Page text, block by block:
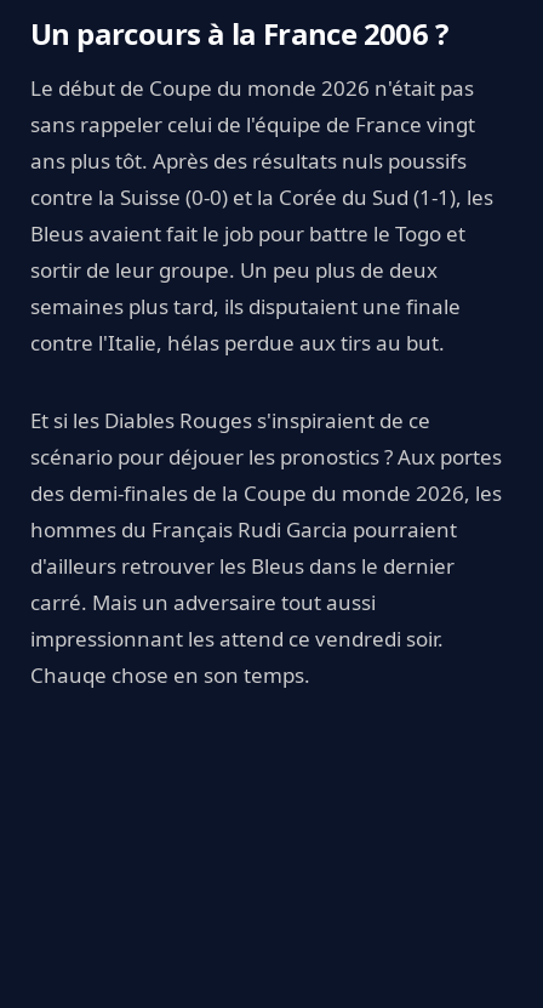
Un parcours à la France 2006 ?
Le début de Coupe du monde 2026 n'était pas
sans rappeler celui de l'équipe de France vingt
ans plus tôt. Après des résultats nuls poussifs
contre la Suisse (0-0) et la Corée du Sud (1-1), les
Bleus avaient fait le job pour battre le Togo et
sortir de leur groupe. Un peu plus de deux
semaines plus tard, ils disputaient une finale
contre l'Italie, hélas perdue aux tirs au but.
Et si les Diables Rouges s'inspiraient de ce
scénario pour déjouer les pronostics ? Aux portes
des demi-finales de la Coupe du monde 2026, les
hommes du Français Rudi Garcia pourraient
d'ailleurs retrouver les Bleus dans le dernier
carré. Mais un adversaire tout aussi
impressionnant les attend ce vendredi soir.
Chauqe chose en son temps.